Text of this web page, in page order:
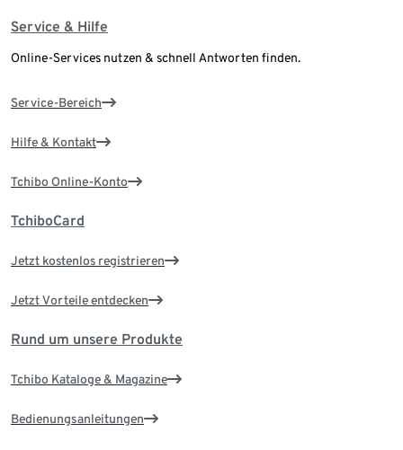
Service & Hilfe
Online-Services nutzen & schnell Antworten finden.
Service-Bereich
Hilfe & Kontakt
Tchibo Online-Konto
TchiboCard
Jetzt kostenlos registrieren
Jetzt Vorteile entdecken
Rund um unsere Produkte
Tchibo Kataloge & Magazine
Bedienungsanleitungen